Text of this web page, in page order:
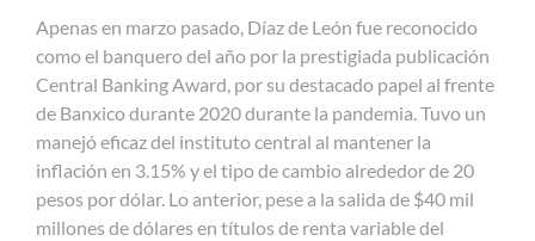
Apenas en marzo pasado, Díaz de León fue reconocido
como el banquero del año por la prestigiada publicación
Central Banking Award, por su destacado papel al frente
de Banxico durante 2020 durante la pandemia. Tuvo un
manejó eficaz del instituto central al mantener la
inflación en 3.15% y el tipo de cambio alrededor de 20
pesos por dólar. Lo anterior, pese a la salida de $40 mil
millones de dólares en títulos de renta variable del